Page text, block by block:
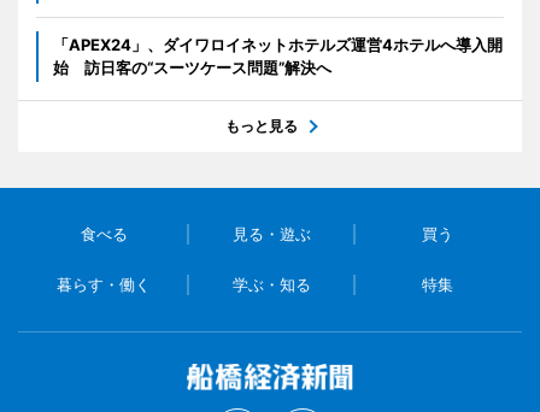
「APEX24」、ダイワロイネットホテルズ運営4ホテルへ導入開
始 訪日客の“スーツケース問題”解決へ
もっと見る
食べる 見る・遊ぶ 買う
暮らす・働く 学ぶ・知る 特集